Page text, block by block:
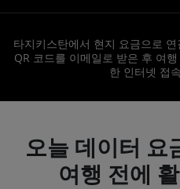
타지키스탄에서 현지 요금으로
QR 코드를 이메일로 받은 후 여
한 인터넷 접
오늘 데이터 요
여행 전에